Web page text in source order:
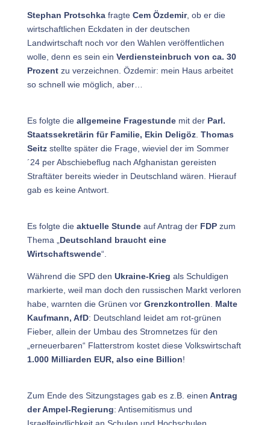
Stephan Protschka fragte Cem Özdemir, ob er die
wirtschaftlichen Eckdaten in der deutschen
Landwirtschaft noch vor den Wahlen veröffentlichen
wolle, denn es sein ein Verdiensteinbruch von ca. 30
Prozent zu verzeichnen. Özdemir: mein Haus arbeitet
so schnell wie möglich, aber…
Es folgte die allgemeine Fragestundemit der Parl.
Staatssekretärin für Familie, Ekin Deligöz. Thomas
Seitzstellte später die Frage, wieviel der im Sommer
´24 per Abschiebeflug nach Afghanistan gereisten
Straftäter bereits wieder in Deutschland wären. Hierauf
gab es keine Antwort.
Es folgte die aktuelle Stundeauf Antrag der FDPzum
Thema „ Deutschland braucht eine
Wirtschaftswende“.
Während die SPD den Ukraine-Krieg als Schuldigen
markierte, weil man doch den russischen Markt verloren
habe, warnten die Grünen vor Grenzkontrollen
Malte
Kaufmann, AfD: Deutschland leidet am rot-grünen
Fieber, allein der Umbau des Stromnetzes für den
„erneuerbaren“ Flatterstrom kostet diese Volkswirtschaft
1.000 Milliarden EUR, also eine Billion!
Zum Ende des Sitzungstages gab es z.B. einen Antrag
der Ampel-Regierung: Antisemitismus und